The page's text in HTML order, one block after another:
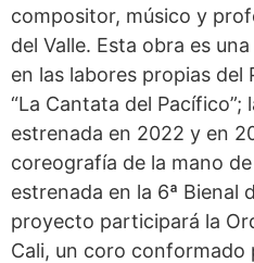
compositor, músico y
del Valle. Esta obra es
en las labores propias del
“La Cantata del Pacífico”;
estrenada en 2022 y en
coreografía de la mano
estrenada en la 6ª Bienal
proyecto participará la
Cali, un coro conformado